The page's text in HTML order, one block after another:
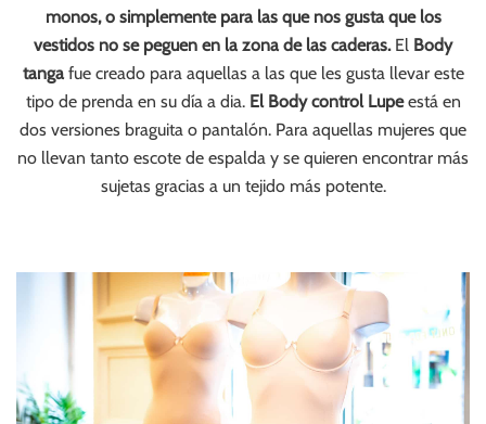
monos, o simplemente para las que nos gusta que los
vestidos no se peguen en la zona de las caderas.El Body
tangafue creado para aquellas a las que les gusta llevar este
tipo de prenda en su día a dia.El Body control Lupeestá en
dos versiones braguita o pantalón. Para aquellas mujeres que
no llevan tanto escote de espalda y se quieren encontrar más
sujetas gracias a un tejido más potente.